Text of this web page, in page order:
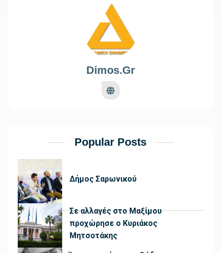
Dimos.gr
Popular Posts
Δήμος Σαρωνικού
Σε αλλαγές στο Μαξίμου
προχώρησε ο Κυριάκος
Μητσοτάκης